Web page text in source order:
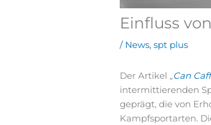
Einfluss
/ News,spt plus
Der Artikel „Can
intermittierenden
geprägt, die von
Kampfsportarten.